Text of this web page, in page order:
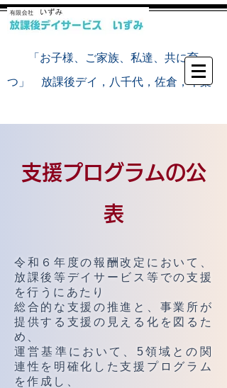
「お子様、ご家族、私達、共に育
つ」 放課後デイ，八千代，佐倉，千葉
​支援プログラムの公
表
令和６年度の報酬改定において、
放課後等デイサービス等での支援
を行うにあたり
総合的な支援の推進と、事業所が
提供する支援の見える化を図るた
め、
運営基準において、5領域との関
連性を明確化した支援プログラム
を作成し、